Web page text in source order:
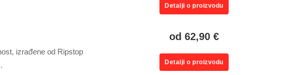
Detalji o proizvodu
izrađene od Ripstop
od 62,90 €
Detalji o proizvodu